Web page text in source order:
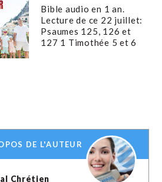
Bible audio en 1 an.
Lecture de ce 22 juillet:
Psaumes 125, 126 et
127 1 Timothée 5 et 6
DE L'AUTEUR
Chrétien